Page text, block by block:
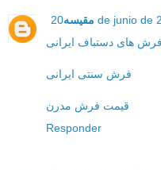
مقیسه 20 de junio
فرش های دستباف ایرانی
فرش سنتی ایرانی
قیمت فرش مدرن
Responder